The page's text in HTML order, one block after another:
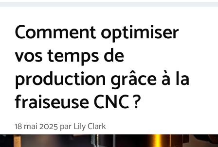
Comment optimiser
vos temps de
production grâce à la
fraiseuse CNC ?
18 mai 2025parLily Clark